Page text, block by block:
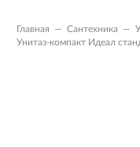
Главная — Сантехника —
Унитаз-компакт Идеал